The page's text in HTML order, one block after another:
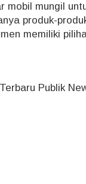
mobil mungil
produk-
memiliki
Publik